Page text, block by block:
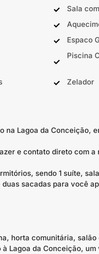
Sala
Espaco
Piscina
Zelador
Lagoa da Conceição,
e contato direto com a
sendo 1 suíte,
sacadas para você
horta comunitária, salão
Lagoa da Conceição,